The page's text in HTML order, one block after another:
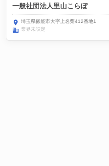
一般社団法人里山こらぼ
埼玉県飯能市大字上名栗412番地1
業界未設定